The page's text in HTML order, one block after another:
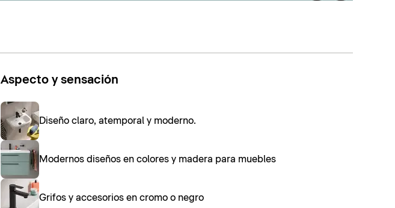
Aspecto y sensación
Diseño claro, atemporal y moderno.
Modernos diseños en colores y madera para muebles
Grifos y accesorios en cromo o negro